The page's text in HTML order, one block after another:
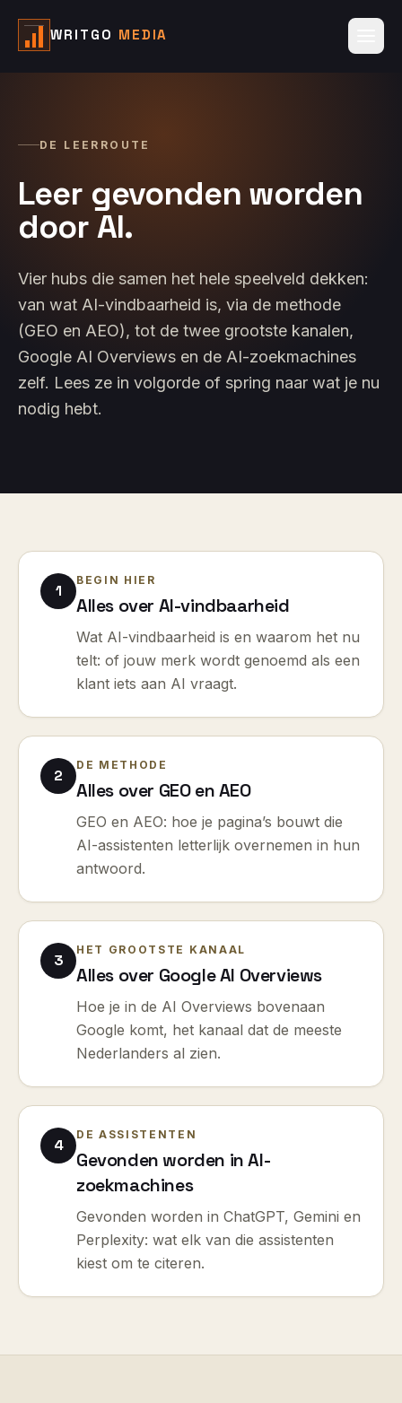
WRITGO MEDIA
DE LEERROUTE
Leer gevonden worden
door AI.
Vier hubs die samen het hele speelveld dekken:
van wat AI-vindbaarheid is, via de methode
(GEO en AEO), tot de twee grootste kanalen,
Google AI Overviews en de AI-zoekmachines
zelf. Lees ze in volgorde of spring naar wat je nu
nodig hebt.
1
BEGIN HIER
Alles over AI-vindbaarheid
Wat AI-vindbaarheid is en waarom het nu
telt: of jouw merk wordt genoemd als een
klant iets aan AI vraagt.
2
DE METHODE
Alles over GEO en AEO
GEO en AEO: hoe je pagina’s bouwt die
AI-assistenten letterlijk overnemen in hun
antwoord.
3
HET GROOTSTE KANAAL
Alles over Google AI Overviews
Hoe je in de AI Overviews bovenaan
Google komt, het kanaal dat de meeste
Nederlanders al zien.
4
DE ASSISTENTEN
Gevonden worden in AI-
zoekmachines
Gevonden worden in ChatGPT, Gemini en
Perplexity: wat elk van die assistenten
kiest om te citeren.